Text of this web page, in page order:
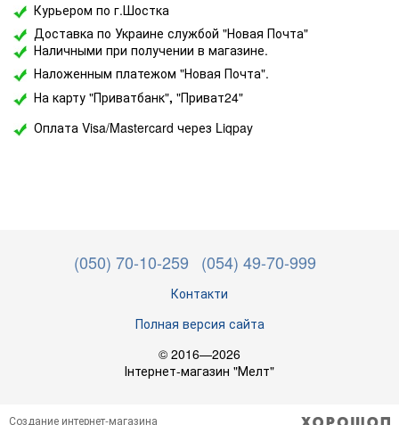
Курьером по г.Шостка
Доставка по Украине службой "Новая Почта"
Наличными при получении в магазине.
Наложенным платежом "Новая Почта".
На карту "Приватбанк", "Приват24"
Оплата Visa/Mastercard через Liqpay
(050) 70-10-259 (054) 49-70-999
Контакти
Полная версия сайта
© 2016—2026
Інтернет-магазин "Мелт"
Создание интернет-магазина